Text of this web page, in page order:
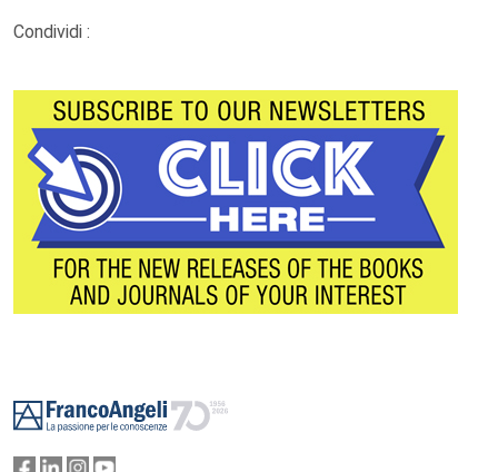
Condividi :